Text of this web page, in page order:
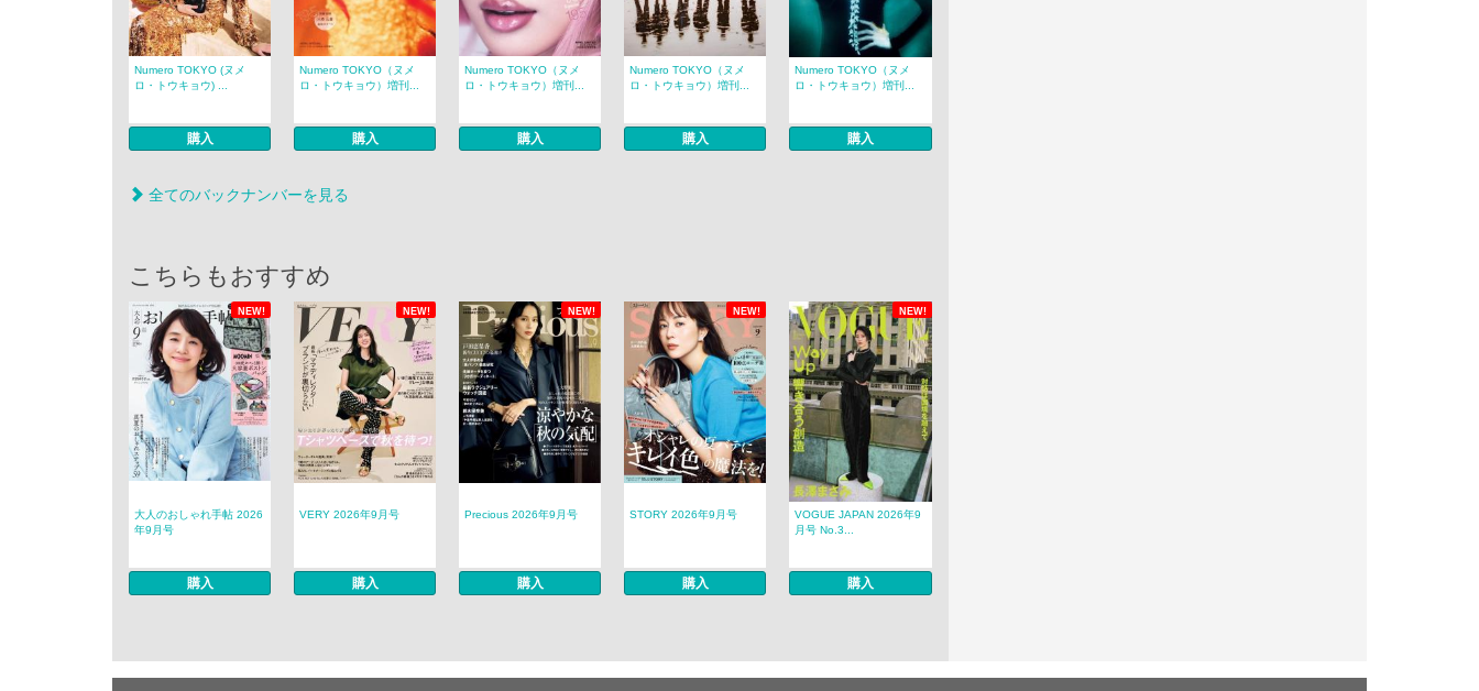
Numero TOKYO (ヌメ
ロ・トウキョウ) ...
購入
Numero TOKYO（ヌメ
ロ・トウキョウ）増刊...
購入
Numero TOKYO（ヌメ
ロ・トウキョウ）増刊...
購入
Numero TOKYO（ヌメ
ロ・トウキョウ）増刊...
購入
Numero TOKYO（ヌメ
ロ・トウキョウ）増刊...
購入
全てのバックナンバーを見る
こちらもおすすめ
NEW! NEW! NEW! NEW! NEW!
大人のおしゃれ手帖 2026
年9月号
購入
VERY 2026年9月号
購入
Precious 2026年9月号
購入
STORY 2026年9月号
購入
VOGUE JAPAN 2026年9
月号 No.3...
購入